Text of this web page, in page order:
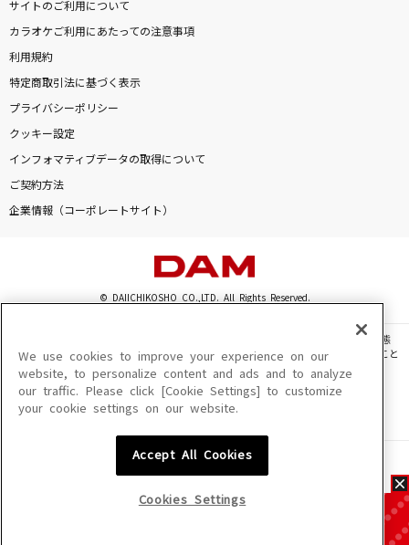
サイトのご利用について
カラオケご利用にあたっての注意事項
利用規約
特定商取引法に基づく表示
プライバシーポリシー
クッキー設定
インフォマティブデータの取得について
ご契約方法
企業情報（コーポレートサイト）
© DAIICHIKOSHO CO.,LTD. All Rights Reserved.
このサイトに掲載されている一切の文章・画像・写真・動画・音声等を、手段や形態
を問わず、著作権法の定める範囲を超えて無断で複製、転載、ファイル化などすること
を禁じます。
楽曲及びコンテンツは、機種によりご利用いただけない場合があります。
楽曲及びコンテンツの配信日、配信内容が変更になる場合があります。
We use cookies to improve your experience on our
website, to personalize content and ads and to analyze
our traffic. Please click [Cookie Settings] to customize
your cookie settings on our website.
Accept All Cookies
Cookies Settings